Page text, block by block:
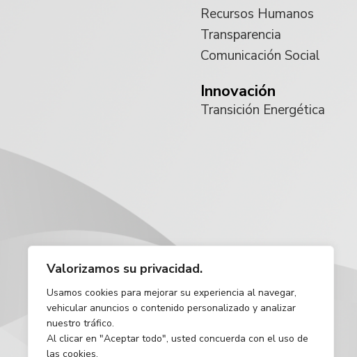
Valorizamos su privacidad.
Usamos cookies para mejorar su experiencia al navegar,
vehicular anuncios o contenido personalizado y analizar
nuestro tráfico.
Al clicar en "Aceptar todo", usted concuerda con el uso de
las cookies.
Recursos Humanos
Transparencia
Comunicación Social
Innovación
Transición Energética